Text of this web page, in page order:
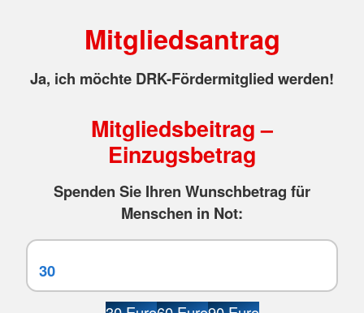
Mitgliedsantrag
Ja, ich möchte DRK-Fördermitglied werden!
Mitgliedsbeitrag –
Einzugsbetrag
Spenden Sie Ihren Wunschbetrag für
Menschen in Not: